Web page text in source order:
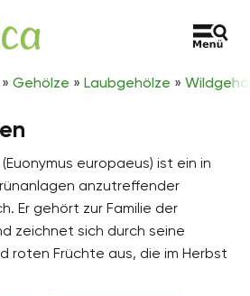
» Gehölze » Laubgehölze »
europaeus) ist ein in
anzutreffender
Er gehört zur Familie der
zeichnet sich durch seine
roten Früchte aus, die im Herbst